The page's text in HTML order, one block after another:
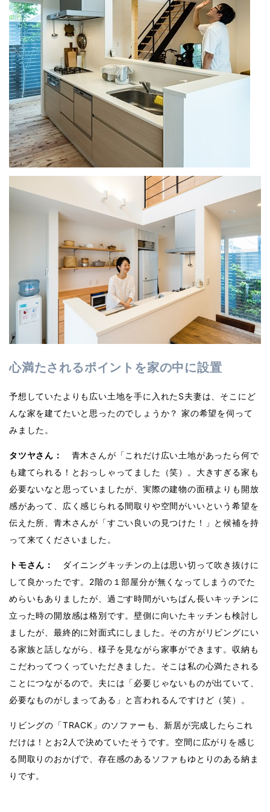
心満たされるポイントを家の中に設置
予想していたよりも広い土地を手に入れたS夫妻は、そこにど
んな家を建てたいと思ったのでしょうか？ 家の希望を伺って
みました。
タツヤさん：
青木さんが「これだけ広い土地があったら何で
も建てられる！とおっしゃってました（笑）。大きすぎる家も
必要ないなと思っていましたが、実際の建物の面積よりも開放
感があって、広く感じられる間取りや空間がいいという希望を
伝えた所、青木さんが「すごい良いの見つけた！」と候補を持
って来てくださいました。
トモさん：
ダイニングキッチンの上は思い切って吹き抜けに
して良かったです。2階の１部屋分が無くなってしまうのでた
めらいもありましたが、過ごす時間がいちばん長いキッチンに
立った時の開放感は格別です。壁側に向いたキッチンも検討し
ましたが、最終的に対面式にしました。その方がリビングにい
る家族と話しながら、様子を見ながら家事ができます。収納も
こだわってつくっていただきました。そこは私の心満たされる
ことにつながるので。夫には「必要じゃないものが出ていて、
必要なものがしまってある」と言われるんですけど（笑）。
リビングの「TRACK」のソファーも、新居が完成したらこれ
だけは！とお2人で決めていたそうです。空間に広がりを感じ
る間取りのおかげで、存在感のあるソファもゆとりのある納ま
りです。